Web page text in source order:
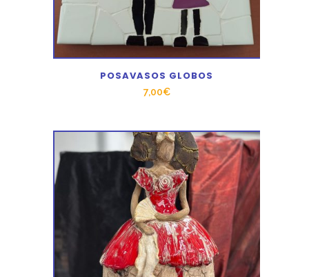
POSAVASOS GLOBOS
7,00€